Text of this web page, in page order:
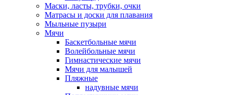
Маски, ласты, трубки, очки
Матрасы и доски для плавания
Мыльные пузыри
Мячи
Баскетбольные мячи
Волейбольные мячи
Гимнастические мячи
Мячи для малышей
Пляжные
надувные мячи